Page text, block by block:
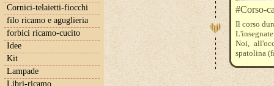
Cornici-telaietti-fiocchi
filo ricamo e aguglieria
forbici ricamo-cucito
Idee
Kit
Lampade
Libri-ricamo
#Corso-
Il corso
Noi,
spatolina
Il nostro
Per